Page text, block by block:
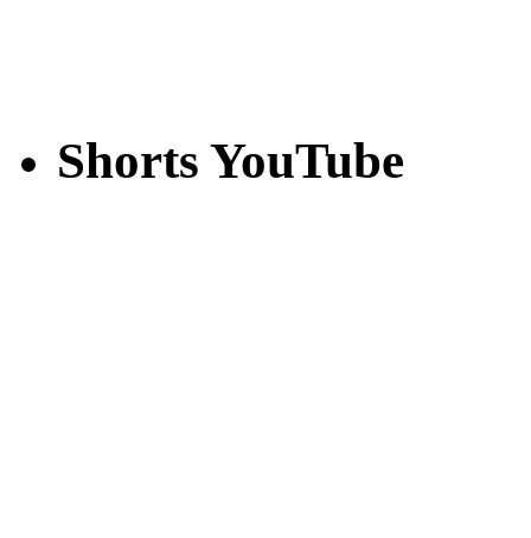
Shorts YouTube